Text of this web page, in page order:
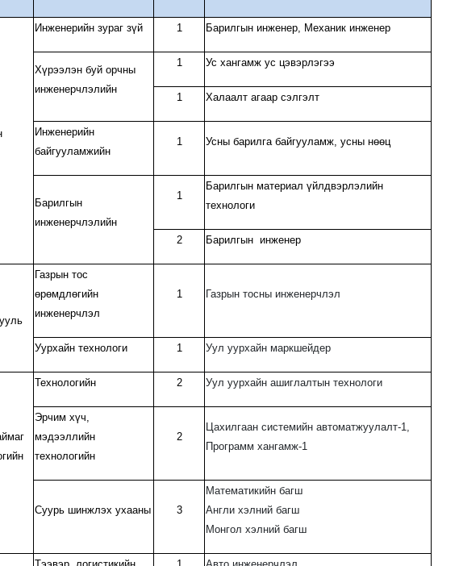
Инженерийн зураг зүй 1 Барилгын инженер, Механик инженер
Хүрээлэн буй орчны
инженерчлэлийн
1 Ус хангамж ус цэвэрлэгээ
1 Халаалт агаар сэлгэлт
Инженерийн
байгууламжийн
1 Усны барилга байгууламж, усны нөөц
Барилгын
инженерчлэлийн
1
Барилгын материал үйлдвэрлэлийн
технологи
2 Барилгын инженер
Газрын тос
өрөмдлөгийн
инженерчлэл
1 Газрын тосны инженерчлэл
Уурхайн технологи 1 Уул уурхайн маркшейдер
Технологийн 2 Уул уурхайн ашиглалтын технологи
Эрчим хүч,
мэдээллийн
технологийн
2
Цахилгаан системийн автоматжуулалт-1,
Программ хангамж-1
Суурь шинжлэх ухааны 3
Математикийн багш
Англи хэлний багш
Монгол хэлний багш